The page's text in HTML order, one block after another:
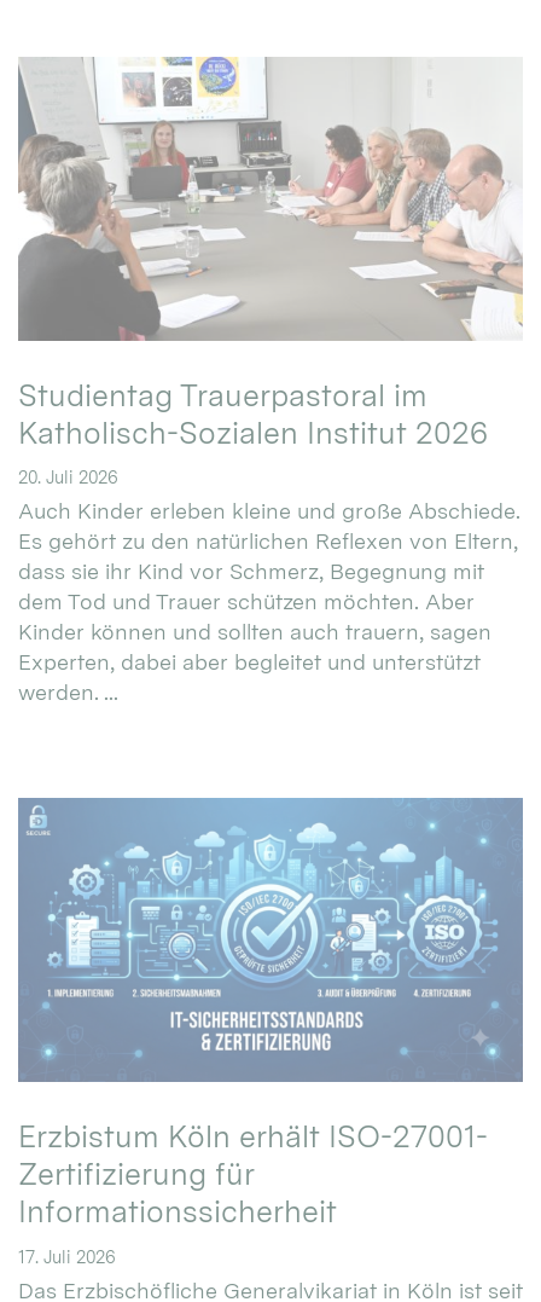
Studientag Trauerpastoral im
Katholisch-Sozialen Institut 2026
20. Juli 2026
Auch Kinder erleben kleine und große Abschiede.
Es gehört zu den natürlichen Reflexen von Eltern,
dass sie ihr Kind vor Schmerz, Begegnung mit
dem Tod und Trauer schützen möchten. Aber
Kinder können und sollten auch trauern, sagen
Experten, dabei aber begleitet und unterstützt
werden. ...
Erzbistum Köln erhält ISO-27001-
Zertifizierung für
Informationssicherheit
17. Juli 2026
Das Erzbischöfliche Generalvikariat in Köln ist seit